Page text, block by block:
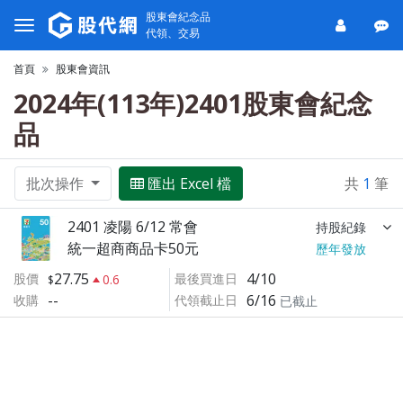
股東會紀念品
代領、交易
首頁 股東會資訊
2024年(113年)2401股東會紀念
品
批次操作 匯出 Excel 檔 共 1 筆
2401 凌陽 6/12 常會 持股紀錄
統一超商商品卡50元
歷年發放
股價
27.75
0.6
收購 --
最後買進日 4/10
代領截止日 6/16 已截止